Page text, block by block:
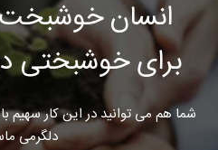
انسان
برای خوشبختی
شما هم می توانید در این کار
دلگرمی